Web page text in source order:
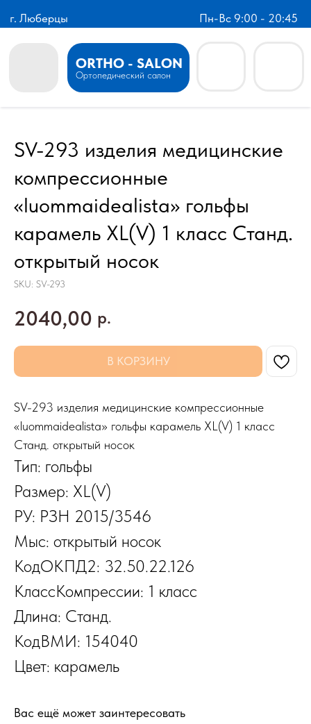
г. Люберцы Пн-Вс 9:00 - 20:45
ORTHO - SALON
Ортопедический салон
SV-293 изделия медицинские
компрессионные
«luommaidealista» гольфы
карамель XL(V) 1 класс Станд.
открытый носок
SKU: SV-293
2040,00 р.
В КОРЗИНУ
SV-293 изделия медицинские компрессионные
«luommaidealista» гольфы карамель XL(V) 1 класс
Станд. открытый носок
Тип: гольфы
Размер: XL(V)
РУ: РЗН 2015/3546
Мыс: открытый носок
КодОКПД2: 32.50.22.126
КлассКомпрессии: 1 класс
Длина: Станд.
КодВМИ: 154040
Цвет: карамель
Вас ещё может заинтересовать